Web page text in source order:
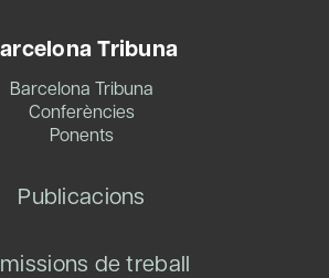
Tribuna
Barcelona Tribuna
Conferències
Ponents
Publicacions
de treball